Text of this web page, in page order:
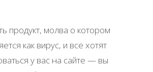
продукт, молва о котором
как вирус, и все хотят
у вас на сайте — вы